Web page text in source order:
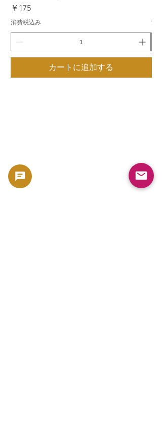
価格
￥175
消費税込み
カートに追加する
消